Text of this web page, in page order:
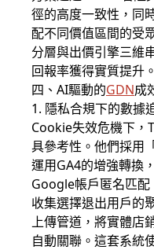
徑的高度一致性，同
配不同價值區間的受
分層與出價引擎三維
回報率獲得實質提升。
四、AI驅動的GDN成
1. 隱私合規下的數據
Cookie失效危機下
具參考性。他們採用
運用GA4的增強轉換
Google帳戶匿名匹
收集選擇退出用戶的
上傳管道，將實體店
自動關聯。這套系統